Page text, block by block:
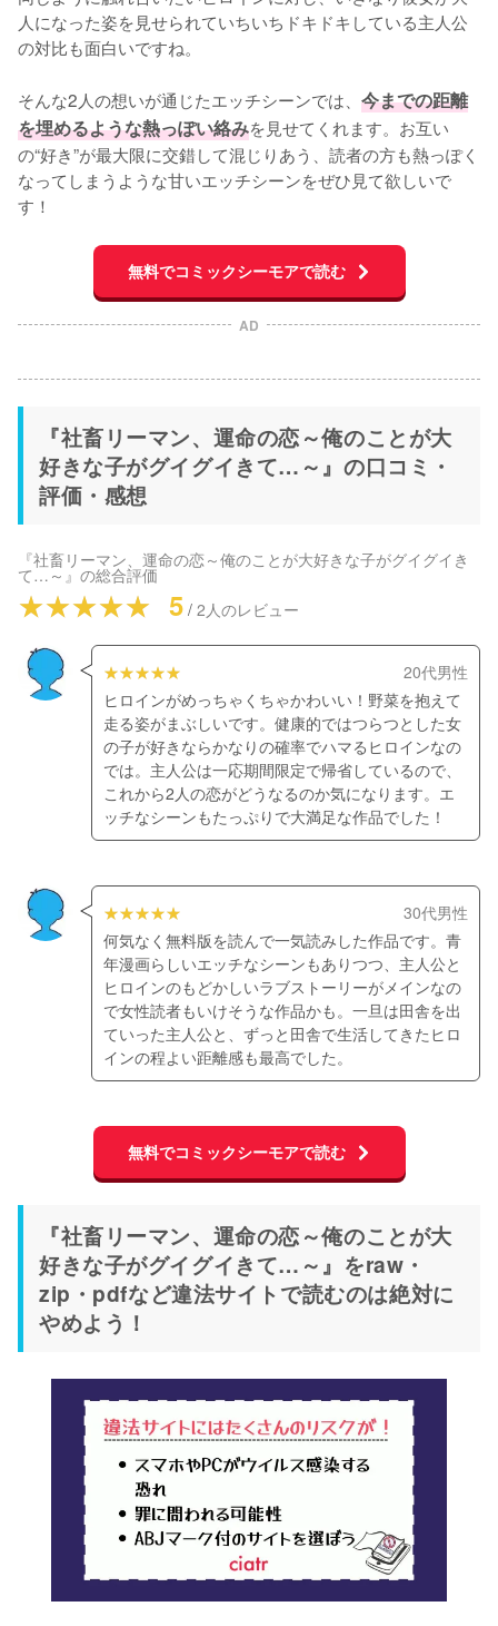
人になった姿を見せられていちいちドキドキしている主人公
の対比も面白いですね。
そんな2人の想いが通じたエッチシーンでは、 今までの距離
を埋めるような熱っぽい絡みを見せてくれます。お互い
の“好き”が最大限に交錯して混じりあう、読者の方も熱っぽく
なってしまうような甘いエッチシーンをぜひ見て欲しいで
す！
無料でコミックシーモアで読む
AD
『社畜リーマン、運命の恋～俺のことが大
好きな子がグイグイきて…～』の口コミ・
評価・感想
『社畜リーマン、運命の恋～俺のことが大好きな子がグイグイき
て…～』 の総合評価
5 / 2 人のレビュー
20代男性
ヒロインがめっちゃくちゃかわいい！野菜を抱えて
走る姿がまぶしいです。健康的ではつらつとした女
の子が好きならかなりの確率でハマるヒロインなの
では。主人公は一応期間限定で帰省しているので、
これから2人の恋がどうなるのか気になります。エ
ッチなシーンもたっぷりで大満足な作品でした！
30代男性
何気なく無料版を読んで一気読みした作品です。青
年漫画らしいエッチなシーンもありつつ、主人公と
ヒロインのもどかしいラブストーリーがメインなの
で女性読者もいけそうな作品かも。一旦は田舎を出
ていった主人公と、ずっと田舎で生活してきたヒロ
インの程よい距離感も最高でした。
無料でコミックシーモアで読む
『社畜リーマン、運命の恋～俺のことが大
好きな子がグイグイきて…～』をraw・
zip・pdfなど違法サイトで読むのは絶対に
やめよう！